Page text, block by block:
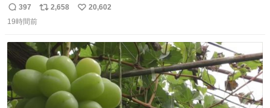
ポスターは、介護職の求人や転職支援をしている会社のポ
スターらしい。
返
信
397
リ
数
2,658
い
数
20,602
19時間前